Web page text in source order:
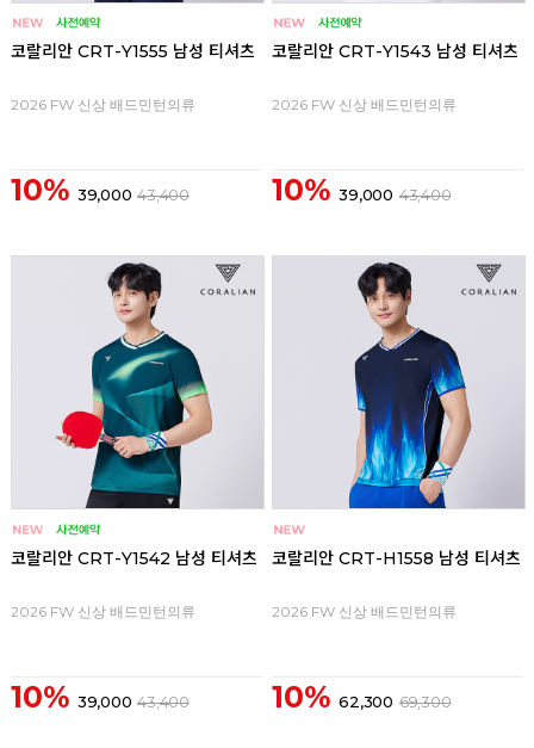
코랄리안 CRT-Y1555 남성 티셔츠
2026 FW 신상 배드민턴의류
10% 39,000 43,400
코랄리안 CRT-Y1543 남성 티셔츠
2026 FW 신상 배드민턴의류
10% 39,000 43,400
코랄리안 CRT-Y1542 남성 티셔츠
2026 FW 신상 배드민턴의류
10% 39,000 43,400
코랄리안 CRT-H1558 남성 티셔츠
2026 FW 신상 배드민턴의류
10% 62,300 69,300